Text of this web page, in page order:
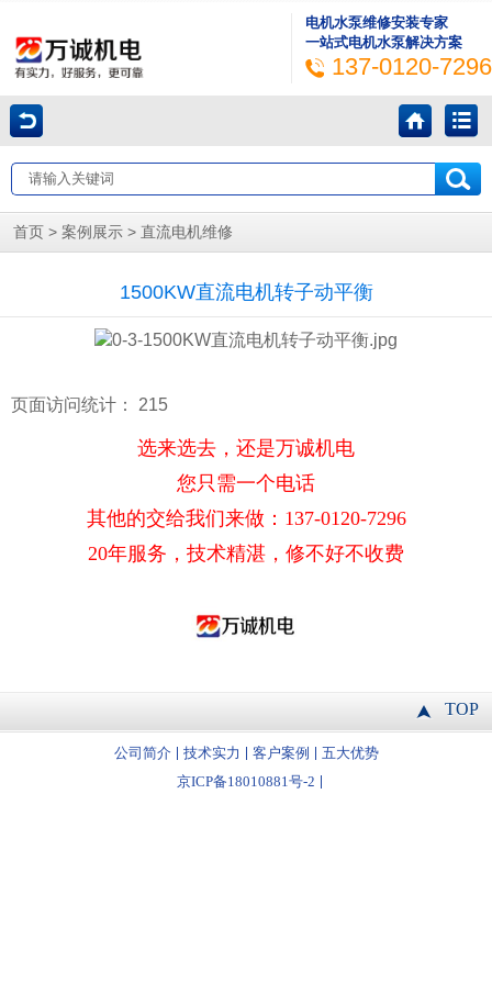
电机水泵维修安装专家
一站式电机水泵解决方案
137-0120-7296
首页 > 案例展示 > 直流电机维修
1500KW直流电机转子动平衡
页面访问统计： 215
选来选去，还是万诚机电
您只需一个电话
其他的交给我们来做：137-0120-7296
20年服务，技术精湛，修不好不收费
TOP
公司简介 技术实力 客户案例
五大优势
京ICP备18010881号-2